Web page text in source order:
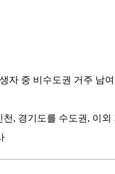
자 중 비수도권 거주 남
, 경기도를 수도권, 이외